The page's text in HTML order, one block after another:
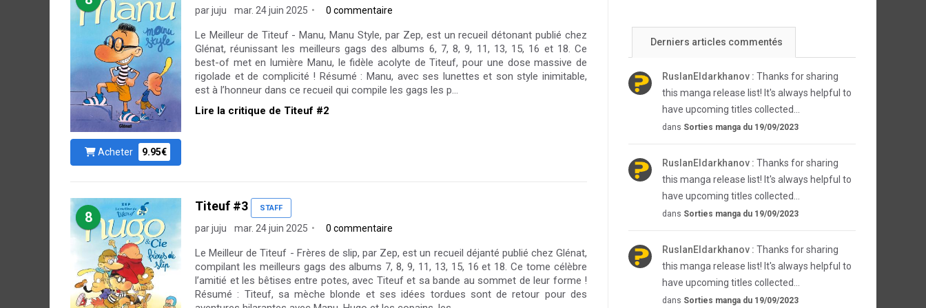
Acheter 9.95€
par juju mar. 24 juin 2025 0 commentaire
Le Meilleur de Titeuf - Manu, Manu Style, par Zep, est un recueil détonant publié chez
Glénat, réunissant les meilleurs gags des albums 6, 7, 8, 9, 11, 13, 15, 16 et 18. Ce
best-of met en lumière Manu, le fidèle acolyte de Titeuf, pour une dose massive de
rigolade et de complicité ! Résumé : Manu, avec ses lunettes et son style inimitable,
est à l’honneur dans ce recueil qui compile les gags les p...
Lire la critique de Titeuf #2
8
Titeuf #3 STAFF
par juju mar. 24 juin 2025 0 commentaire
Le Meilleur de Titeuf - Frères de slip, par Zep, est un recueil déjanté publié chez Glénat,
compilant les meilleurs gags des albums 7, 8, 9, 11, 13, 15, 16 et 18. Ce tome célèbre
l’amitié et les bêtises entre potes, avec Titeuf et sa bande au sommet de leur forme !
Résumé : Titeuf, sa mèche blonde et ses idées tordues sont de retour pour des
Derniers articles commentés
RuslanEldarkhanov : Thanks for sharing
this manga release list! It's always helpful to
have upcoming titles collected...
dans Sorties manga du 19/09/2023
RuslanEldarkhanov : Thanks for sharing
this manga release list! It's always helpful to
have upcoming titles collected...
dans Sorties manga du 19/09/2023
RuslanEldarkhanov : Thanks for sharing
this manga release list! It's always helpful to
have upcoming titles collected...
dans Sorties manga du 19/09/2023